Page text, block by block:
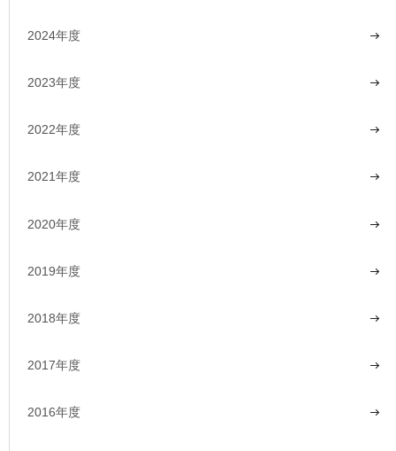
2024年度
2023年度
2022年度
2021年度
2020年度
2019年度
2018年度
2017年度
2016年度